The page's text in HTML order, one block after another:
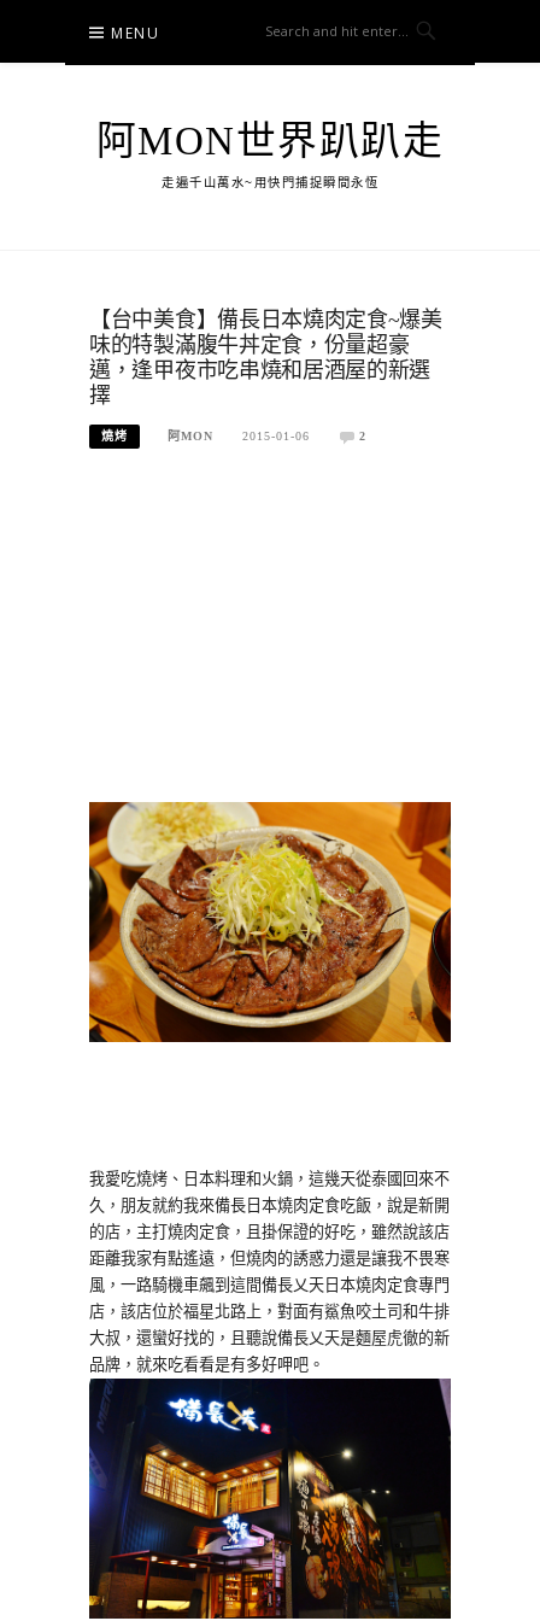
content
MENU
阿MON世界趴趴走
走遍千山萬水~用快門捕捉瞬間永恆
【台中美食】備長日本燒肉定食~爆美
味的特製滿腹牛丼定食，份量超豪
邁，逢甲夜市吃串燒和居酒屋的新選
擇
燒烤 阿MON 2015-01-06 2
我愛吃燒烤、日本料理和火鍋，這幾天從泰國回來不
久，朋友就約我來備長日本燒肉定食吃飯，說是新開
的店，主打燒肉定食，且掛保證的好吃，雖然說該店
距離我家有點遙遠，但燒肉的誘惑力還是讓我不畏寒
風，一路騎機車飆到這間備長乂天日本燒肉定食專門
店，該店位於福星北路上，對面有鯊魚咬土司和牛排
大叔，還蠻好找的，且聽說備長乂天是麵屋虎徹的新
品牌，就來吃看看是有多好呷吧。